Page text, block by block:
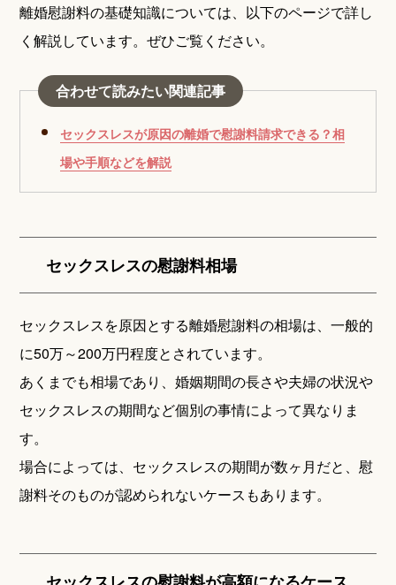
離婚慰謝料の基礎知識については、以下のページで詳し
く解説しています。ぜひご覧ください。
合わせて読みたい関連記事
セックスレスが原因の離婚で慰謝料請求できる？相
場や手順などを解説
セックスレスの慰謝料相場
セックスレスを原因とする離婚慰謝料の相場は、一般的
に50万～200万円程度とされています。
あくまでも相場であり、婚姻期間の長さや夫婦の状況や
セックスレスの期間など個別の事情によって異なりま
す。
場合によっては、セックスレスの期間が数ヶ月だと、慰
謝料そのものが認められないケースもあります。